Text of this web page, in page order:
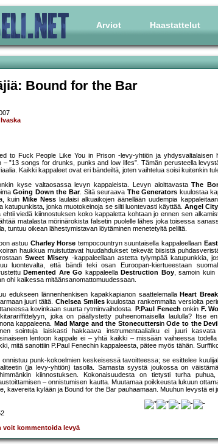
Arviot Haastattelut
Bound for the Bar
Ivaska
to Fuck People Like You in Prison -levy-yhtiön ja
– ”13 songs for drunks, punks and low lifes”. Tämän perusteella
Kaikki kappaleet ovat eri bändeiltä, joten vaihtelua soisi kuitenkin
kyse valtaosassa levyn kappaleista. Levyn aloittavastaThe
Going Down the Bar. Sitä seuraava The Generators kuulostaa
kuin Mike Ness laulaisi alkuaikojen äänellään uudempia
katupunkista, jonka muotokeinoja se silti luontevasti käyttää. Angel
ehtii viedä kiinnostuksen koko kappaletta kohtaan jo ennen sen
matalasta mörinärokista falsetin puolelle lähes joka toisessa
tuntuu oikean lähestymistavan löytäminen menetetyltä peliltä.
astuu Charley Horse tempocountryn suuntaisella kappaleellaan
haukkua muistuttavat huudahdukset tekevät biisistä
Sweet Misery -kappaleellaan astetta tylympää katupunkkia,
luontevalta, että bändi teki osan Euroopan-kiertueestaan
Demented Are Go kappaleella Destruction Boy, samoin kuin
ohi kaikessa mitäänsanomattomuudessaan.
edukseen lännenhenkisen kapakkapianon saattelemalla Heart
juuri tältä. Chelsea Smileskuulostaa rankemmalta versiolta
kovinkaan suurta rytminvaihdosta. P.Paul Fenech onkin F.
kitarariffittelyyn, joka on päällystetty puheenomaisella laululla? Itse
kappaleena. Mad Marge and the StonecuttersinOde to the Devil
sointuja laiskasti hakkaava instrumentaalialku ei juuri
lentoon kappale ei – yhtä kaikki – missään vaiheessa
mitä sanottiin P.Paul Fenechin kappaleesta, pätee myös tähän.
onnistuu punk-kokoelmien keskeisessä tavoitteessa; se esittelee
(ja levy-yhtiön) tasolla. Samasta syystä joukossa on
kiinnostuksen. Kokonaisuudesta on tietysti turha
– onnistumisen kautta. Muutamaa poikkeusta lukuun
kavereita kylään ja Bound for the Bar pauhaamaan. Muuhun levystä ei
voit kommentoida levyä